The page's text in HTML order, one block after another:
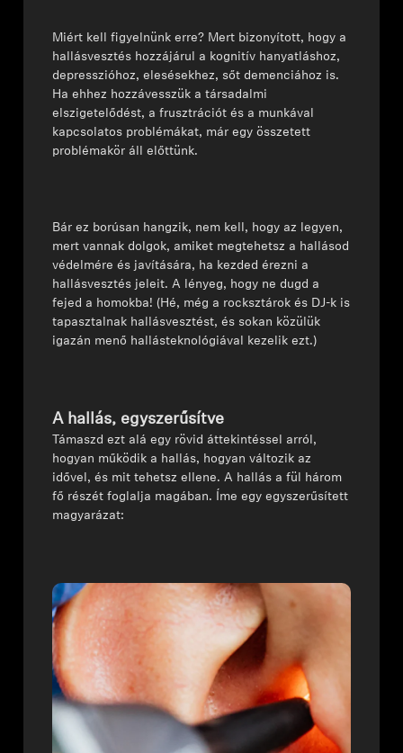
Támogatás
Professzionális
Miért kell figyelnünk erre? Mert bizonyított, hogy a
hallásvesztés hozzájárul a kognitív hanyatláshoz,
depresszióhoz, elesésekhez, sőt demenciához is.
Ha ehhez hozzávesszük a társadalmi
elszigetelődést, a frusztrációt és a munkával
kapcsolatos problémákat, már egy összetett
problémakör áll előttünk.
Bár ez borúsan hangzik, nem kell, hogy az legyen,
mert vannak dolgok, amiket megtehetsz a hallásod
védelmére és javítására, ha kezded érezni a
hallásvesztés jeleit. A lényeg, hogy ne dugd a
fejed a homokba! (Hé, még a rocksztárok és DJ-k is
tapasztalnak hallásvesztést, és sokan közülük
igazán menő hallásteknológiával kezelik ezt.)
A hallás, egyszerűsítve
Támaszd ezt alá egy rövid áttekintéssel arról,
hogyan működik a hallás, hogyan változik az
idővel, és mit tehetsz ellene. A hallás a fül három
fő részét foglalja magában. Íme egy egyszerűsített
magyarázat: